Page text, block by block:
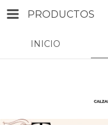
PRODUCTOS
INICIO